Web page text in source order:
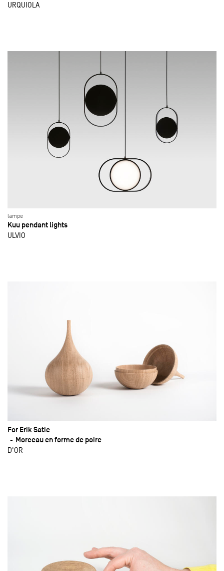
URQUIOLA
lampe
Kuu pendant lights
ULVIO
For Erik Satie
Morceau en forme de poire
D'OR